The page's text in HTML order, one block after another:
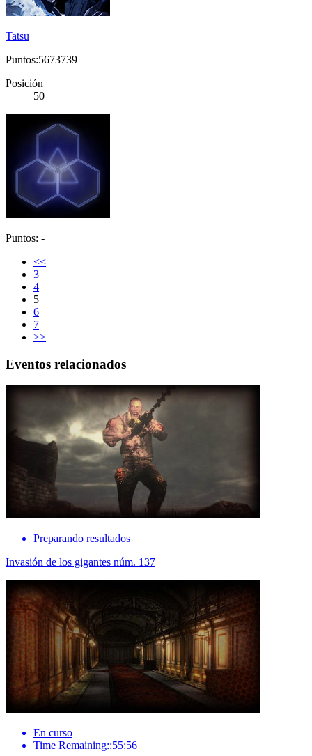
Tatsu
Puntos:5673739
Posición
50
Puntos: -
<<
3
4
5
6
7
>>
Eventos relacionados
Preparando resultados
Invasión de los gigantes núm. 137
En curso
Time Remaining::55:56